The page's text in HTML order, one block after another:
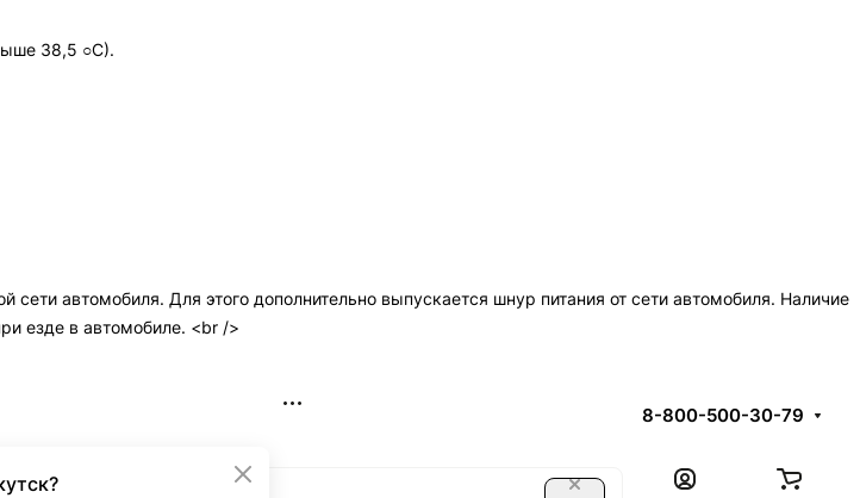
38,5 ○С).
сети автомобиля. Для этого дополнительно выпускается шнур питания от сети автомобиля. Наличие
езде в автомобиле. <br />
8-800-500-30-79